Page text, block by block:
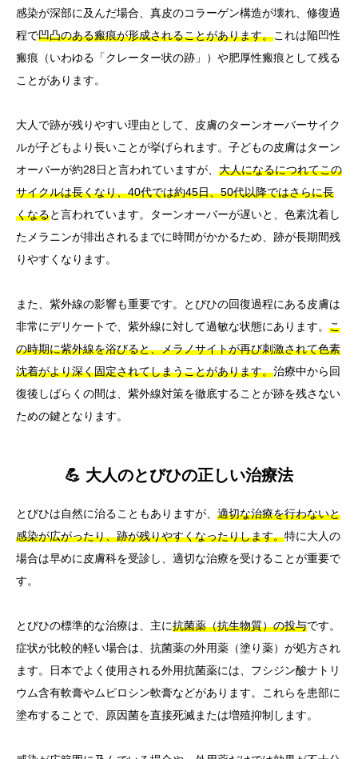
感染が深部に及んだ場合、真皮のコラーゲン構造が壊れ、修復過
程で凹凸のある瘢痕が形成されることがあります。これは陥凹性
瘢痕（いわゆる「クレーター状の跡」）や肥厚性瘢痕として残る
ことがあります。
大人で跡が残りやすい理由として、皮膚のターンオーバーサイク
ルが子どもより長いことが挙げられます。子どもの皮膚はターン
オーバーが約28日と言われていますが、 大人になるにつれてこの
サイクルは長くなり、40代では約45日、50代以降ではさらに長
くなると言われています。ターンオーバーが遅いと、色素沈着し
たメラニンが排出されるまでに時間がかかるため、跡が長期間残
りやすくなります。
また、紫外線の影響も重要です。とびひの回復過程にある皮膚は
非常にデリケートで、紫外線に対して過敏な状態にあります。 こ
の時期に紫外線を浴びると、メラノサイトが再び刺激されて色素
沈着がより深く固定されてしまうことがあります。治療中から回
復後しばらくの間は、紫外線対策を徹底することが跡を残さない
ための鍵となります。
💪 大人のとびひの正しい治療法
とびひは自然に治ることもありますが、 適切な治療を行わないと
感染が広がったり、跡が残りやすくなったりします。特に大人の
場合は早めに皮膚科を受診し、適切な治療を受けることが重要で
す。
とびひの標準的な治療は、主に抗菌薬（抗生物質）の投与です。
症状が比較的軽い場合は、抗菌薬の外用薬（塗り薬）が処方され
ます。日本でよく使用される外用抗菌薬には、フシジン酸ナトリ
ウム含有軟膏やムピロシン軟膏などがあります。これらを患部に
塗布することで、原因菌を直接死滅または増殖抑制します。